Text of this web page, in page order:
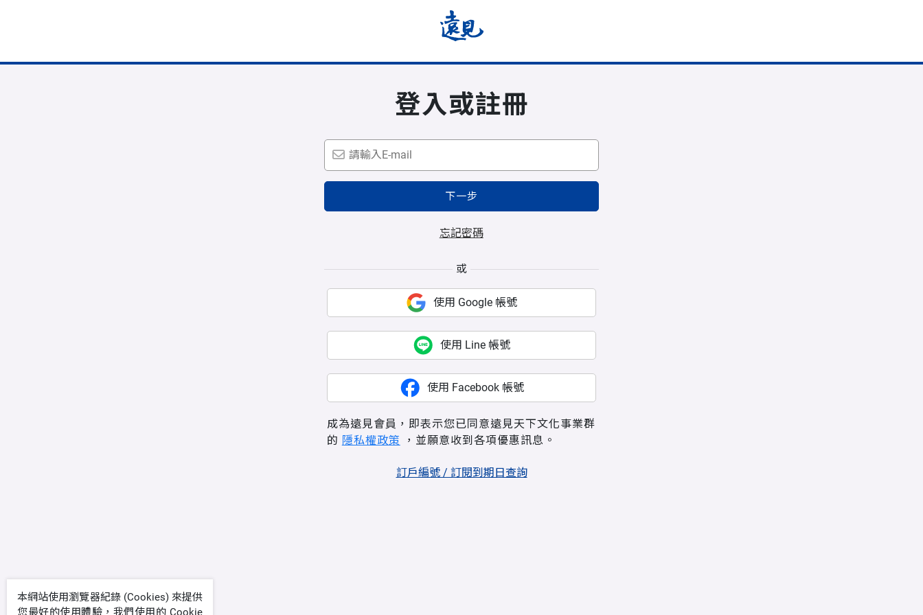
登入或註冊
下一步
忘記密碼
或
使用 Google 帳號
使用 Line 帳號
使用 Facebook 帳號
成為遠見會員，即表示您已同意遠見天下文化事業群
的 隱私權政策 ，並願意收到各項優惠訊息。
訂戶編號 / 訂閱到期日查詢
本網站使用瀏覽器紀錄 (Cookies) 來提供
您最好的使用體驗，我們使用的 Cookie